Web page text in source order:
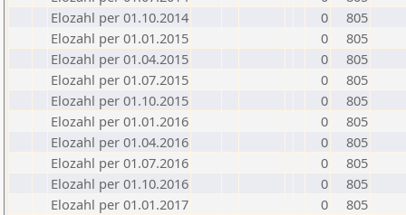
Elozahl per 01.10.2014
0
805
Elozahl per 01.01.2015
0
805
Elozahl per 01.04.2015
0
805
Elozahl per 01.07.2015
0
805
Elozahl per 01.10.2015
0
805
Elozahl per 01.01.2016
0
805
Elozahl per 01.04.2016
0
805
Elozahl per 01.07.2016
0
805
Elozahl per 01.10.2016
0
805
Elozahl per 01.01.2017
0
805